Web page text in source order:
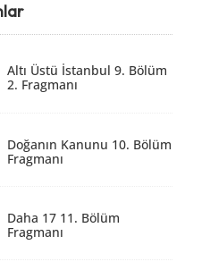
Altı Üstü İstanbul 9. Bölüm
2. Fragmanı
Doğanın Kanunu 10. Bölüm
Fragmanı
Daha 17 11. Bölüm
Fragmanı